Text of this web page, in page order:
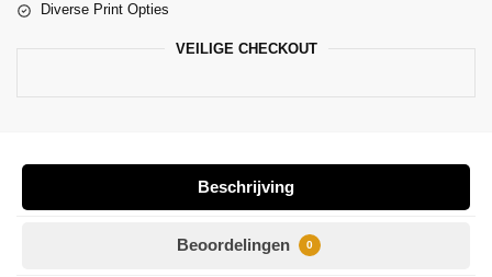
Diverse Print Opties
VEILIGE CHECKOUT
Beschrijving
Beoordelingen 0